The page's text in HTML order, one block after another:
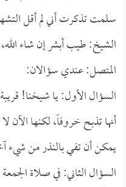
سلمت تذكرت أني لم أقل
الشيخ: طيب أبشر إن شاء
المتصل: عندي سؤالان:
السؤال الأول: يا شيخنا!
أنها تذبح خروفاً، لكنها
يمكن أن تفي بالنذر من شيء
السؤال الثاني: في صلاة